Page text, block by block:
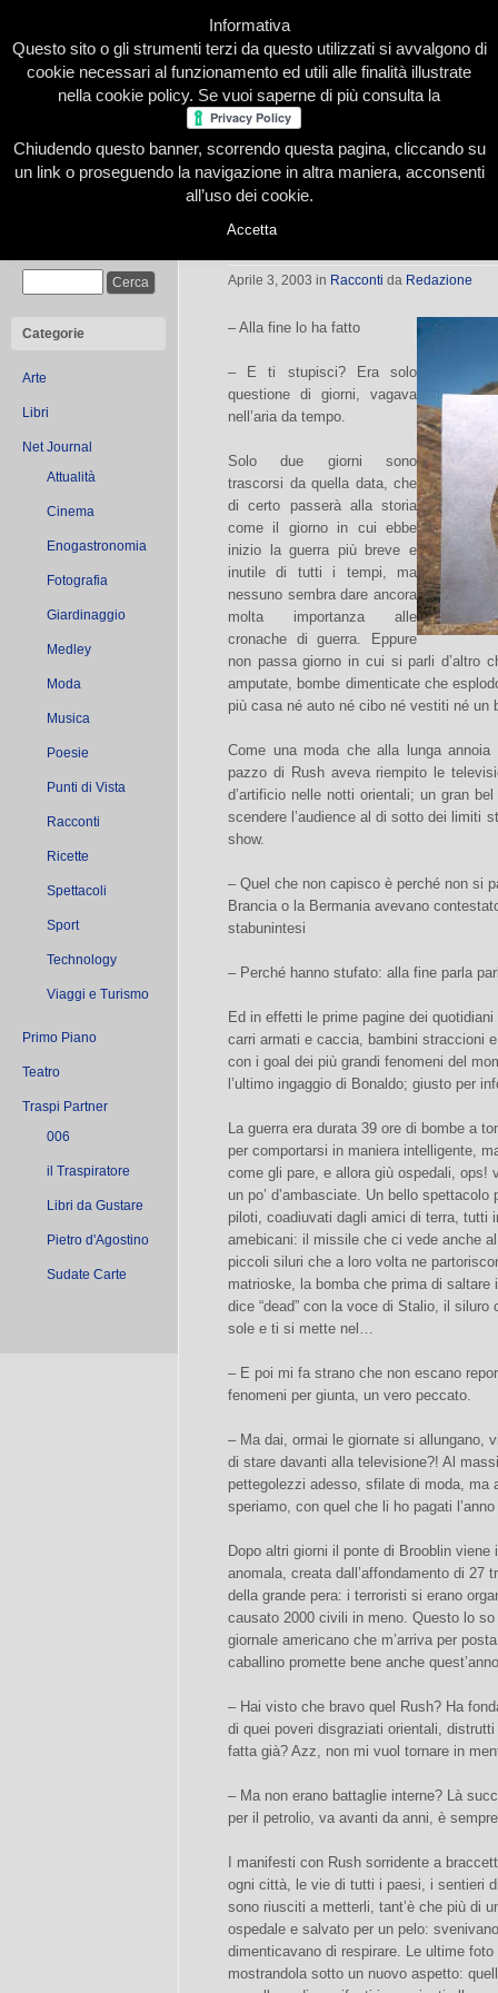
Home Presentazione Redazione Le nostre firme
Categorie
Arte
Libri
Net Journal
Attualità
Cinema
Enogastronomia
Fotografia
Giardinaggio
Medley
Moda
Musica
Poesie
Punti di Vista
Racconti
Ricette
Spettacoli
Sport
Technology
Viaggi e Turismo
Primo Piano
Teatro
Traspi Partner
006
il Traspiratore
Libri da Gustare
Pietro d'Agostino
Sudate Carte
2 febbraio 2003
Aprile 3, 2003 in Racconti da Redazione
– Alla fine lo ha fatto
– E ti stupisci? Era solo
questione di giorni, vagava
nell’aria da tempo.
Solo due giorni sono
trascorsi da quella data, che
di certo passerà alla storia
come il giorno in cui ebbe
inizio la guerra più breve e
inutile di tutti i tempi, ma
nessuno sembra dare ancora
molta importanza alle
cronache di guerra. Eppure
non passa giorno in cui si parli d’altro
amputate, bombe dimenticate che
più casa né auto né cibo né vestiti né un
Come una moda che alla lunga
pazzo di Rush aveva riempito le
d’artificio nelle notti orientali; un gran
scendere l’audience al di sotto dei limiti
show.
– Quel che non capisco è perché non si
Brancia o la Bermania avevano
stabunintesi
– Perché hanno stufato: alla fine parla
Ed in effetti le prime pagine dei
carri armati e caccia, bambini straccioni
con i goal dei più grandi fenomeni del
l’ultimo ingaggio di Bonaldo; giusto per
La guerra era durata 39 ore di bombe a
per comportarsi in maniera intelligente,
come gli pare, e allora giù ospedali, ops!
un po’ d’ambasciate. Un bello
piloti, coadiuvati dagli amici di terra, tutti
amebicani: il missile che ci vede anche
piccoli siluri che a loro volta ne
matrioske, la bomba che prima di
dice “dead” con la voce di Stalio, il
sole e ti si mette nel…
– E poi mi fa strano che non escano
fenomeni per giunta, un vero peccato.
– Ma dai, ormai le giornate si allungano,
di stare davanti alla televisione?! Al
pettegolezzi adesso, sfilate di moda,
speriamo, con quel che li ho pagati
Dopo altri giorni il ponte di Brooblin
anomala, creata dall’affondamento di 27
della grande pera: i terroristi si erano
causato 2000 civili in meno. Questo lo
giornale americano che m’arriva per
caballino promette bene anche
– Hai visto che bravo quel Rush? Ha
di quei poveri disgraziati orientali,
fatta già? Azz, non mi vuol tornare in
– Ma non erano battaglie interne? Là
per il petrolio, va avanti da anni, è
I manifesti con Rush sorridente a
ogni città, le vie di tutti i paesi, i sentieri
sono riusciti a metterli, tant’è che più di
ospedale e salvato per un pelo:
dimenticavano di respirare. Le ultime
mostrandola sotto un nuovo aspetto:
Informativa
Questo sito o gli strumenti terzi da questo utilizzati si avvalgono di
cookie necessari al funzionamento ed utili alle finalità illustrate
nella cookie policy. Se vuoi saperne di più consulta la
Chiudendo questo banner, scorrendo questa pagina, cliccando su
un link o proseguendo la navigazione in altra maniera, acconsenti
all’uso dei cookie.
Accetta